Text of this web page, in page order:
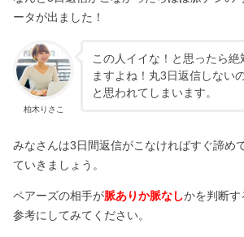
ータが出ました！
柏木りさこ
この人イイな！と思ったら
ますよね！丸3日返信しない
と思われてしまいます。
みなさんは3日間返信がこなければすぐ諦め
ていきましょう。
ペアーズの相手が脈ありか脈なしかを判断す
参考にしてみてください。